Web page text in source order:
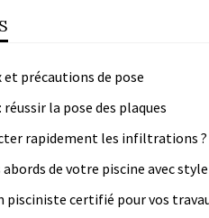
précautions de pose
la pose des plaques
rapidement les infiltrations ?
de votre piscine avec style
pisciniste certifié pour vos